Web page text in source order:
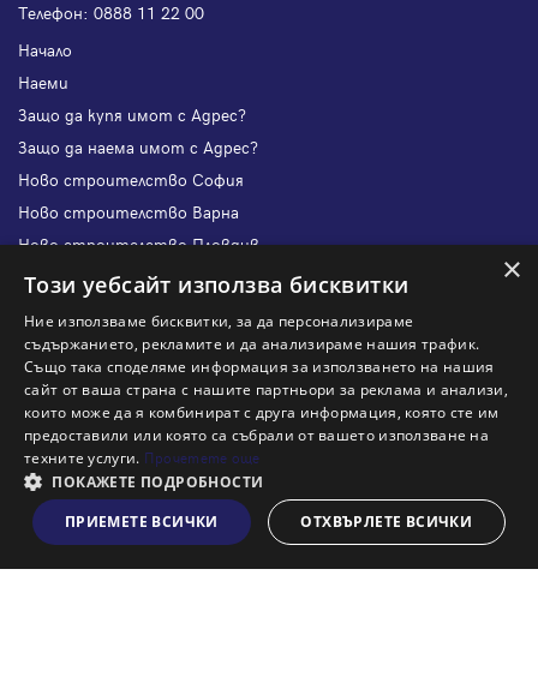
Виж на картата
Телефон: 0888 11 22 00
Начало
Наеми
Защо да купя имот с Адрес?
Защо да наема имот с Адрес?
Ново строителство София
Ново строителство Варна
Ново строителство Пловдив
Ново строителство Бургас
Защо да отдам имот с Адрес?
Наши офиси
Кариери
Кои сме ние?
Франчайз
Блог
Искаш ли да получаваш актуална информация за пазара
на недвижими имоти?
×
Този уебсайт използва бисквитки
Ние използваме бисквитки, за да персонализираме
съдържанието, рекламите и да анализираме нашия трафик.
Също така споделяме информация за използването на нашия
сайт от ваша страна с нашите партньори за реклама и анализи,
които може да я комбинират с друга информация, която сте им
предоставили или която са събрали от вашето използване на
техните услуги. Прочетете още
ПОКАЖЕТЕ ПОДРОБНОСТИ
ПРИЕМЕТЕ ВСИЧКИ
ОТХВЪРЛЕТЕ ВСИЧКИ